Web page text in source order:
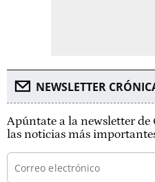
NEWSLETTER
Apúntate a la newsletter
las noticias más